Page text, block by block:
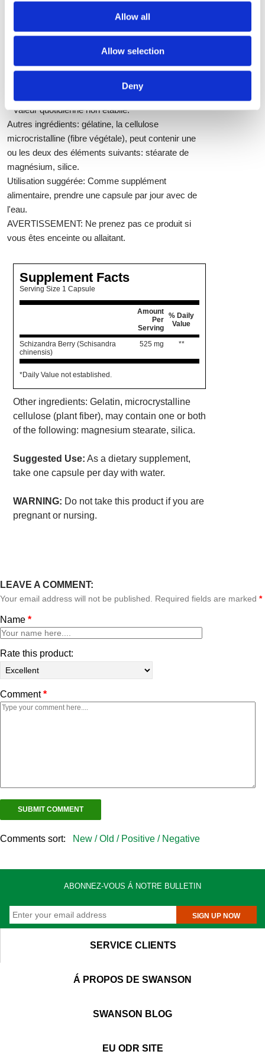
Allow all
Allow selection
Deny
Supplément Faits
Servir Montant Capsule Taille 1 par dose
% Valeur quotidienne
Schizandra Berry (Schisandra chinensis) 525 mg
* Valeur quotidienne non établie.
Autres ingrédients: gélatine, la cellulose
microcristalline (fibre végétale), peut contenir une
ou les deux des éléments suivants: stéarate de
magnésium, silice.
Utilisation suggérée: Comme supplément
alimentaire, prendre une capsule par jour avec de
l'eau.
AVERTISSEMENT: Ne prenez pas ce produit si
vous êtes enceinte ou allaitant.
Supplement Facts
Serving Size 1 Capsule
Amount
Per
Serving
% Daily
Value
Schizandra Berry (Schisandra
chinensis)
525 mg **
*Daily Value not established.
Other ingredients: Gelatin, microcrystalline
cellulose (plant fiber), may contain one or both
of the following: magnesium stearate, silica.
Suggested Use: As a dietary supplement,
take one capsule per day with water.
WARNING: Do not take this product if you are
pregnant or nursing.
LEAVE A COMMENT:
Your email address will not be published. Required fields are marked *
Name *
Rate this product:
Comment*
Comments sort: New /Old / Positive / Negative
ABONNEZ-VOUS Á NOTRE BULLETIN
SIGN UP NOW
SERVICE CLIENTS
Á PROPOS DE SWANSON
SWANSON BLOG
EU ODR SITE